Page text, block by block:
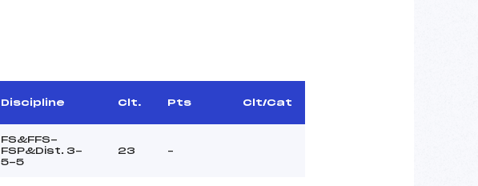
Discipline Clt. Pts Clt/Cat
FS&FFS-
FSP&Dist. 3-
5-5
23 –